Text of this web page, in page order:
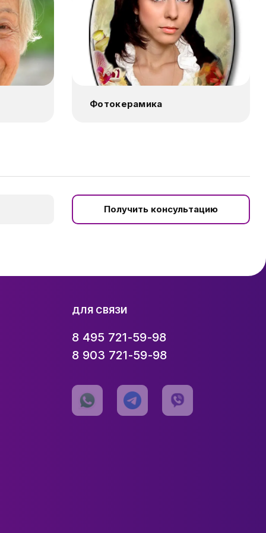
Фотокерамика
Получить консультацию
ДЛЯ СВЯЗИ
8 495 721-59-98
8 903 721-59-98